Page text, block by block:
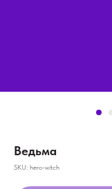
Ведьма
SKU: hero-witch